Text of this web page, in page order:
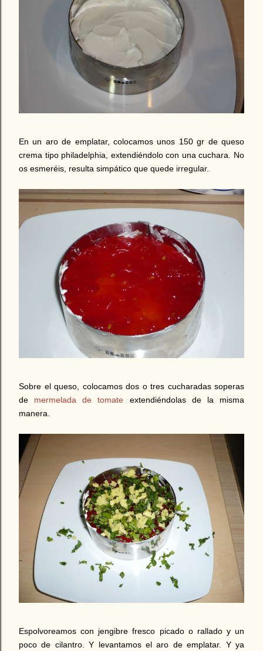
En un aro de emplatar, colocamos unos 150 gr de queso
crema tipo philadelphia, extendiéndolo con una cuchara. No
os esmeréis, resulta simpático que quede irregular.
Sobre el queso, colocamos dos o tres cucharadas soperas
de mermelada de tomate extendiéndolas de la misma
manera.
Espolvoreamos con jengibre fresco picado o rallado y un
poco de cilantro. Y levantamos el aro de emplatar. Y ya